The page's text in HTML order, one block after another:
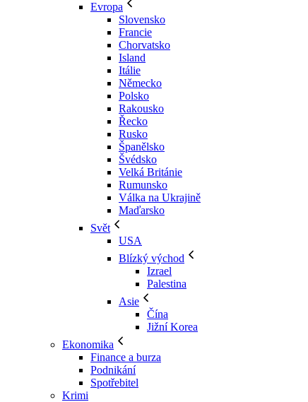
Evropa
Slovensko
Francie
Chorvatsko
Island
Itálie
Německo
Polsko
Rakousko
Řecko
Rusko
Španělsko
Švédsko
Velká Británie
Rumunsko
Válka na Ukrajině
Maďarsko
Svět
USA
Blízký východ
Izrael
Palestina
Asie
Čína
Jižní Korea
Ekonomika
Finance a burza
Podnikání
Spotřebitel
Krimi